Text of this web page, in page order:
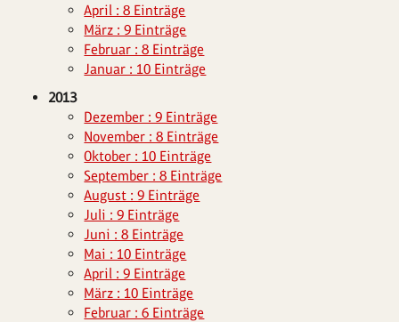
April : 8 Einträge
März : 9 Einträge
Februar : 8 Einträge
Januar : 10 Einträge
2013
Dezember : 9 Einträge
November : 8 Einträge
Oktober : 10 Einträge
September : 8 Einträge
August : 9 Einträge
Juli : 9 Einträge
Juni : 8 Einträge
Mai : 10 Einträge
April : 9 Einträge
März : 10 Einträge
Februar : 6 Einträge